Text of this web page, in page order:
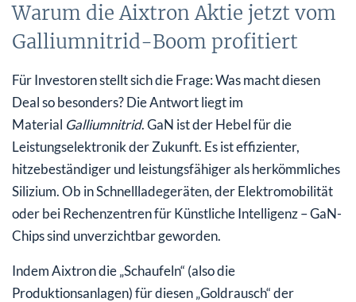
Warum die Aixtron Aktie jetzt vom
Galliumnitrid-Boom profitiert
Für Investoren stellt sich die Frage: Was macht diesen
Deal so besonders? Die Antwort liegt im
Material Galliumnitrid. GaN ist der Hebel für die
Leistungselektronik der Zukunft. Es ist effizienter,
hitzebeständiger und leistungsfähiger als herkömmliches
Silizium. Ob in Schnellladegeräten, der Elektromobilität
oder bei Rechenzentren für Künstliche Intelligenz – GaN-
Chips sind unverzichtbar geworden.
Indem Aixtron die „Schaufeln“ (also die
Produktionsanlagen) für diesen „Goldrausch“ der